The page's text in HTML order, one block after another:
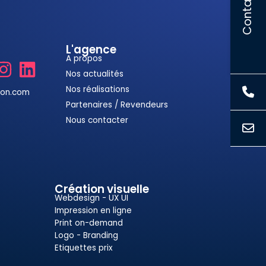
L'agence
A propos
Nos actualités
Nos réalisations
Partenaires / Revendeurs
Nous contacter
Création visuelle
Webdesign - UX UI
Impression en ligne
Print on-demand
Logo - Branding
Etiquettes prix
Contact